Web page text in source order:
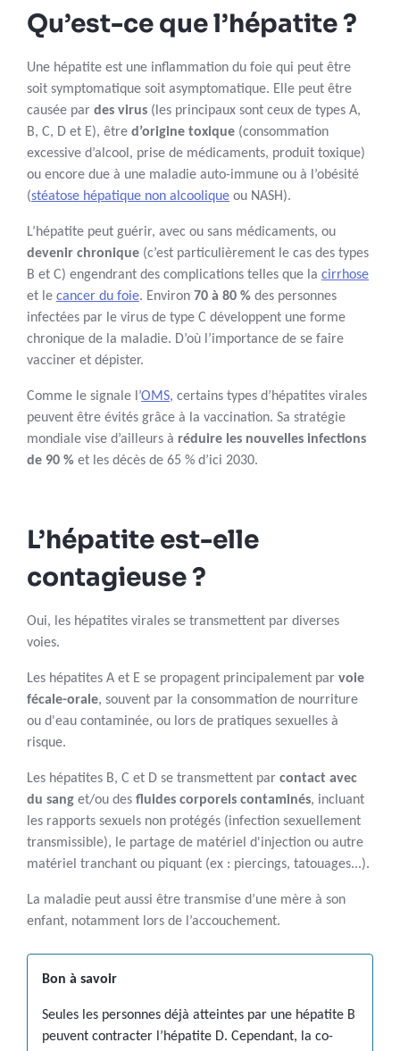
Qu’est-ce que l’hépatite ?
Une hépatite est une inflammation du foie qui peut être
soit symptomatique soit asymptomatique. Elle peut être
causée par des virus (les principaux sont ceux de types A,
B, C, D et E), être d’origine toxique (consommation
excessive d’alcool, prise de médicaments, produit toxique)
ou encore due à une maladie auto-immune ou à l’obésité
(stéatose hépatique non alcoolique ou NASH).
L’hépatite peut guérir, avec ou sans médicaments, ou
devenir chronique (c’est particulièrement le cas des types
B et C) engendrant des complications telles que la cirrhose
et le cancer du foie. Environ 70 à 80 % des personnes
infectées par le virus de type C développent une forme
chronique de la maladie. D’où l’importance de se faire
vacciner et dépister.
Comme le signale l’OMS, certains types d’hépatites virales
peuvent être évités grâce à la vaccination. Sa stratégie
mondiale vise d’ailleurs à réduire les nouvelles infections
de 90 % et les décès de 65 % d’ici 2030.
L’hépatite est-elle
contagieuse ?
Oui, les hépatites virales se transmettent par diverses
voies.
Les hépatites A et E se propagent principalement par voie
fécale-orale, souvent par la consommation de nourriture
ou d'eau contaminée, ou lors de pratiques sexuelles à
risque.
Les hépatites B, C et D se transmettent par contact avec
du sang et/ou des fluides corporels contaminés, incluant
les rapports sexuels non protégés (infection sexuellement
transmissible), le partage de matériel d'injection ou autre
matériel tranchant ou piquant (ex : piercings, tatouages...).
La maladie peut aussi être transmise d’une mère à son
enfant, notamment lors de l’accouchement.
Bon à savoir
Seules les personnes déjà atteintes par une hépatite B
peuvent contracter l’hépatite D. Cependant, la co-